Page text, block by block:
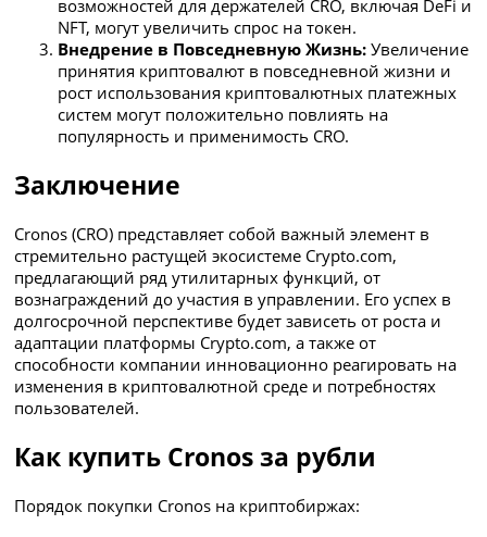
возможностей для держателей CRO, включая DeFi и
NFT, могут увеличить спрос на токен.
Внедрение в Повседневную Жизнь: Увеличение
принятия криптовалют в повседневной жизни и
рост использования криптовалютных платежных
систем могут положительно повлиять на
популярность и применимость CRO.
Заключение
Cronos (CRO) представляет собой важный элемент в
стремительно растущей экосистеме Crypto.com,
предлагающий ряд утилитарных функций, от
вознаграждений до участия в управлении. Его успех в
долгосрочной перспективе будет зависеть от роста и
адаптации платформы Crypto.com, а также от
способности компании инновационно реагировать на
изменения в криптовалютной среде и потребностях
пользователей.
Как купить Cronos за рубли
Порядок покупки Cronos на криптобиржах: